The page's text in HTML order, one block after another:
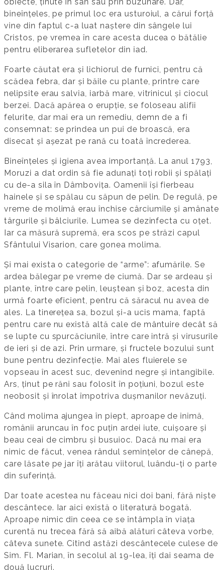
obiecte, ținute în sân sau prin buzunare. Dar,
bineînțeles, pe primul loc era usturoiul, a cărui forță
vine din faptul c-a luat naștere din sângele lui
Cristos, pe vremea în care acesta ducea o bătălie
pentru eliberarea sufletelor din iad.
Foarte căutat era și lichiorul de furnici, pentru că
scădea febra, dar și băile cu plante, printre care
nelipsite erau salvia, iarbă mare, vitrinicul și ciocul
berzei. Dacă apărea o erupție, se foloseau alifii
felurite, dar mai era un remediu, demn de a fi
consemnat: se prindea un pui de broască, era
disecat și așezat pe rană cu toată încrederea.
Bineînțeles și igiena avea importanță. La anul 1793,
Moruzi a dat ordin să fie adunați toți robii și spălați
cu de-a sila în Dâmbovița. Oamenii își fierbeau
hainele și se spălau cu săpun de pelin. De regulă, pe
vreme de molimă erau închise cârciumile și amânate
târgurile și bâlciurile. Lumea se dezinfecta cu oțet.
Iar ca măsură supremă, era scos pe străzi capul
Sfântului Visarion, care gonea molima.
Și mai exista o categorie de “arme”: afumările. Se
ardea bălegar pe vreme de ciumă. Dar se ardeau și
plante, între care pelin, leuștean și boz, acesta din
urmă foarte eficient, pentru că săracul nu avea de
ales. La tinerețea sa, bozul și-a ucis mama, faptă
pentru care nu există altă cale de mântuire decât să
se lupte cu spurcăciunile, între care intră și virusurile
de ieri și de azi. Prin urmare, și fructele bozului sunt
bune pentru dezinfecție. Mai ales fluierele se
vopseau în acest suc, devenind negre și intangibile.
Ars, ținut pe răni sau folosit în poțiuni, bozul este
neobosit și înrolat împotriva dușmanilor nevăzuți.
Când molima ajungea în piept, aproape de inimă,
românii aruncau în foc puțin ardei iute, cuișoare și
beau ceai de cimbru și busuioc. Dacă nu mai era
nimic de făcut, venea rândul semințelor de cânepă,
care lăsate pe jar îți arătau viitorul, luându-ți o parte
din suferință.
Dar toate acestea nu făceau nici doi bani, fără niște
descântece. Iar aici există o literatură bogată.
Aproape nimic din ceea ce se întâmpla în viața
curentă nu trecea fără să aibă alături câteva vorbe,
câteva sunete. Citind astăzi descântecele culese de
Sim. Fl. Marian, în secolul al 19-lea, îți dai seama de
două lucruri.